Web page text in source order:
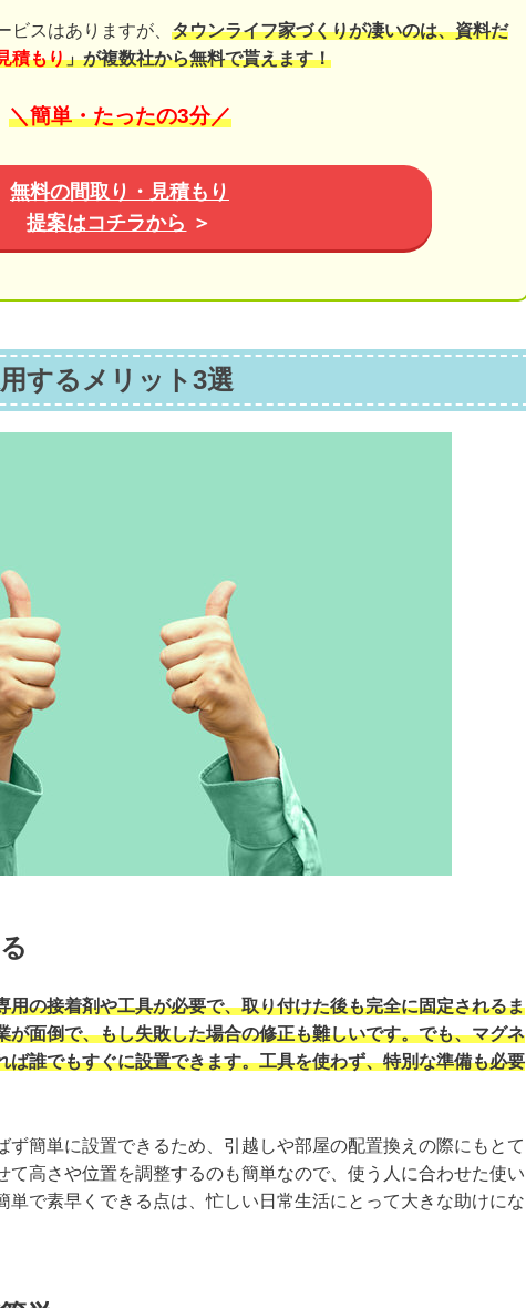
スはありますが、 タウンライフ家づくりが凄いのは、資料だ
積もり」が複数社から無料で貰えます！
＼簡単・たったの3分／
無料の間取り・見積もり
提案はコチラから ＞
するメリット3選
用の接着剤や工具が必要で、取り付けた後も完全に固定されるま
が面倒で、もし失敗した場合の修正も難しいです。でも、マグネ
ば誰でもすぐに設置できます。工具を使わず、特別な準備も必要
ず簡単に設置できるため、引越しや部屋の配置換えの際にもとて
て高さや位置を調整するのも簡単なので、使う人に合わせた使い
単で素早くできる点は、忙しい日常生活にとって大きな助けにな